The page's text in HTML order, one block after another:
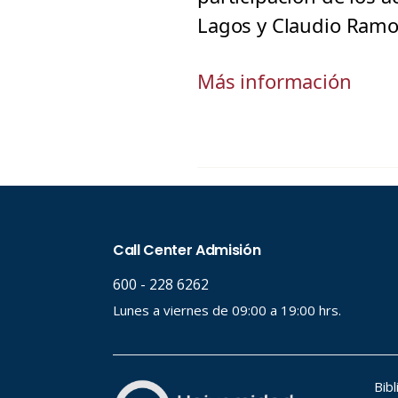
Lagos y Claudio
Más información